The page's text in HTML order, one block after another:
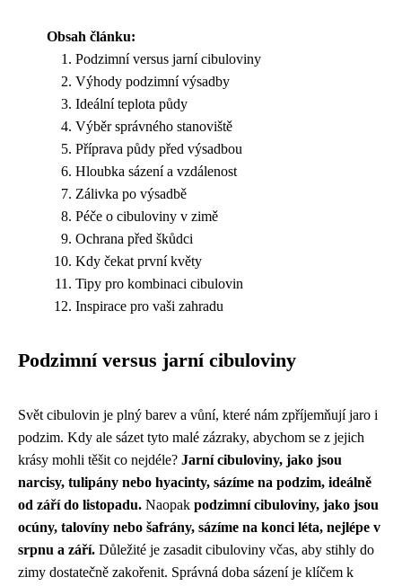
Obsah článku:
Podzimní versus jarní cibuloviny
Výhody podzimní výsadby
Ideální teplota půdy
Výběr správného stanoviště
Příprava půdy před výsadbou
Hloubka sázení a vzdálenost
Zálivka po výsadbě
Péče o cibuloviny v zimě
Ochrana před škůdci
Kdy čekat první květy
Tipy pro kombinaci cibulovin
Inspirace pro vaši zahradu
Podzimní versus jarní cibuloviny
Svět cibulovin je plný barev a vůní, které nám zpříjemňují jaro i
podzim. Kdy ale sázet tyto malé zázraky, abychom se z jejich
krásy mohli těšit co nejdéle? Jarní cibuloviny, jako jsou
narcisy, tulipány nebo hyacinty, sázíme na podzim, ideálně
od září do listopadu. Naopak podzimní cibuloviny, jako jsou
ocúny, talovíny nebo šafrány, sázíme na konci léta, nejlépe v
srpnu a září. Důležité je zasadit cibuloviny včas, aby stihly do
zimy dostatečně zakořenit. Správná doba sázení je klíčem k